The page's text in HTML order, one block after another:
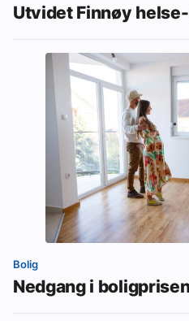
Utvidet Finnøy
Bolig
Nedgang i